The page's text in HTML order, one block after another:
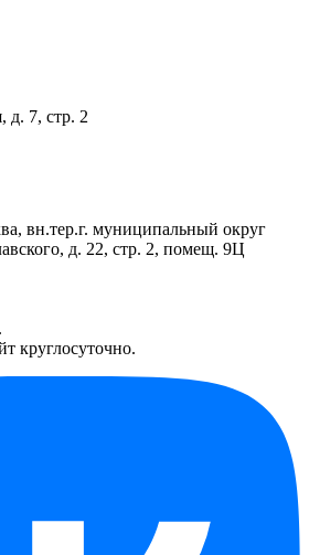
д. 7, стр. 2
вн.тер.г. муниципальный округ
д. 22, стр. 2, помещ. 9Ц
круглосуточно.